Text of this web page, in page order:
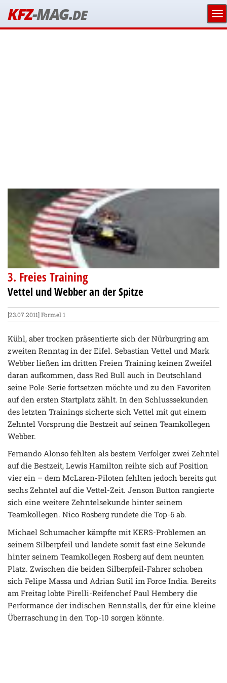
KFZ-MAG.DE
3. Freies Training
Vettel und Webber an der Spitze
[23.07.2011]Formel 1
Kühl, aber trocken präsentierte sich der Nürburgring am
zweiten Renntag in der Eifel. Sebastian Vettel und Mark
Webber ließen im dritten Freien Training keinen Zweifel
daran aufkommen, dass Red Bull auch in Deutschland
seine Pole-Serie fortsetzen möchte und zu den Favoriten
auf den ersten Startplatz zählt. In den Schlusssekunden
des letzten Trainings sicherte sich Vettel mit gut einem
Zehntel Vorsprung die Bestzeit auf seinen Teamkollegen
Webber.
Fernando Alonso fehlten als bestem Verfolger zwei Zehntel
auf die Bestzeit, Lewis Hamilton reihte sich auf Position
vier ein – dem McLaren-Piloten fehlten jedoch bereits gut
sechs Zehntel auf die Vettel-Zeit. Jenson Button rangierte
sich eine weitere Zehntelsekunde hinter seinem
Teamkollegen. Nico Rosberg rundete die Top-6 ab.
Michael Schumacher kämpfte mit KERS-Problemen an
seinem Silberpfeil und landete somit fast eine Sekunde
hinter seinem Teamkollegen Rosberg auf dem neunten
Platz. Zwischen die beiden Silberpfeil-Fahrer schoben
sich Felipe Massa und Adrian Sutil im Force India. Bereits
am Freitag lobte Pirelli-Reifenchef Paul Hembery die
Performance der indischen Rennstalls, der für eine kleine
Überraschung in den Top-10 sorgen könnte.